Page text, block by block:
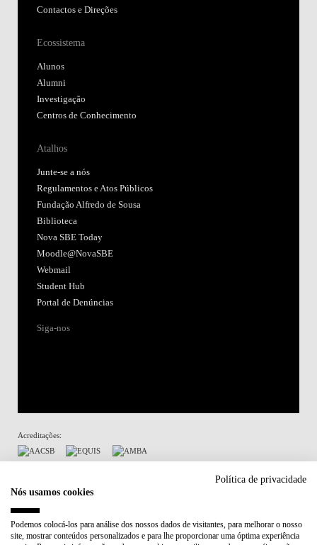
Contactos e Direções
Ecossistema
Alunos
Alumni
Investigação
Centros de Conhecimento
Atalhos
Junte-se a nós
Regulamentos e Atos Públicos
Fundação Alfredo de Sousa
Biblioteca
Nova SBE Today
Moodle@NovaSBE
Webmail
Student Hub
Portal de Denúncias
Siga-nos
Acreditações:
Participa em:
Política de privacidade
Nós usamos cookies
Podemos colocá-los para análise dos nossos dados de visitantes, para melhorar o nosso
site, mostrar conteúdos personalizados e para lhe proporcionar uma óptima experiência